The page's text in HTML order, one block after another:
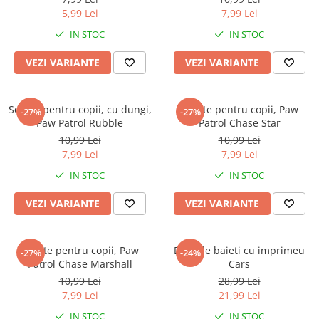
Captain america
Buzz Lightyear
Planes
EplusM
Tom & Jerry
Transformers
Top Wings
Incaltaminte baieti
Pantofi baieti
Pantofi sport baieti
Papuci si slapi baieti
Faro
Nasa
Kids Euroswan
Rainbow High
Petshop
Nightmare before Christmas
EplusM
Nella The Princess Knight
5,99 Lei
IN STOC
VEZI VARIANTE
7,99 Lei
IN STOC
VEZI VARIANTE
-27%
Sosete pentru copii, cu dungi,
Paw Patrol Rubble
10,99 Lei
7,99 Lei
IN STOC
VEZI VARIANTE
-27%
Sosete pentru copii, Paw
Patrol Chase Star
10,99 Lei
7,99 Lei
IN STOC
VEZI VARIANTE
-27%
Sosete pentru copii, Paw
Patrol Chase Marshall
10,99 Lei
7,99 Lei
IN STOC
-24%
Dres de baieti cu imprimeu
Cars
28,99 Lei
21,99 Lei
IN STOC